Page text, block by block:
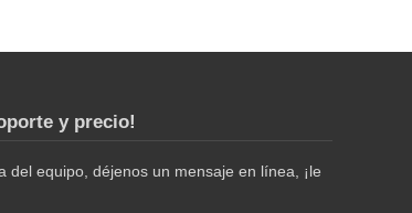
y precio!
equipo, déjenos un mensaje en línea, ¡le